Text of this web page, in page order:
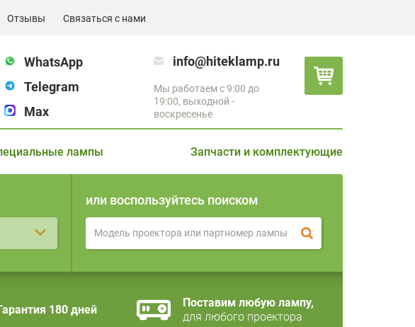
Отзывы Связаться с нами
WhatsApp
Telegram
Max
info@hiteklamp.ru
Мы работаем с 9:00 до
19:00, выходной -
воскресенье
лампы Запчасти и комплектующие
или воспользуйтесь поиском
180 дней
Поставим любую лампу,
для любого проектора